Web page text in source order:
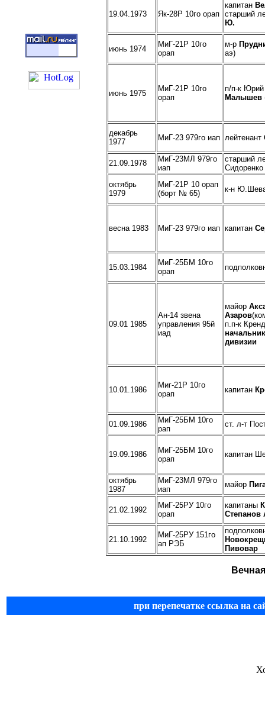
19.04.1973 Як-28Р 10го орап
капитан
старший
Ю.
июнь 1974
МиГ-21Р 10го
орап
м-р
аэ)
июнь 1975
МиГ-21Р 10го
орап
п/п-к Юрий
Малышев
декабрь
1977
МиГ-23 979го иап лейтенант
21.09.1978
МиГ-23МЛ 979го
иап
старший
октябрь
1979
МиГ-21Р 10 орап
(борт № 65)
к-н
весна 1983 МиГ-23 979го иап капитан
15.03.1984
МиГ-25БМ 10го
орап
09.01 1985
Ан-14 звена
управления 95й
иад
майор
Азаров
п.п-к
дивизии
10.01.1986
Миг-21Р 10го
орап
капитан
01.09.1986
МиГ-25БМ 10го
рап
ст. л-т
19.09.1986
МиГ-25БМ 10го
орап
капитан
октябрь
1987
МиГ-23МЛ 979го
иап
майор
21.02.1992
МиГ-25РУ 10го
орап
капитаны
Степанов
21.10.1992
МиГ-25РУ 151го
ап РЭБ
Пивовар
при перепечатке ссылка на